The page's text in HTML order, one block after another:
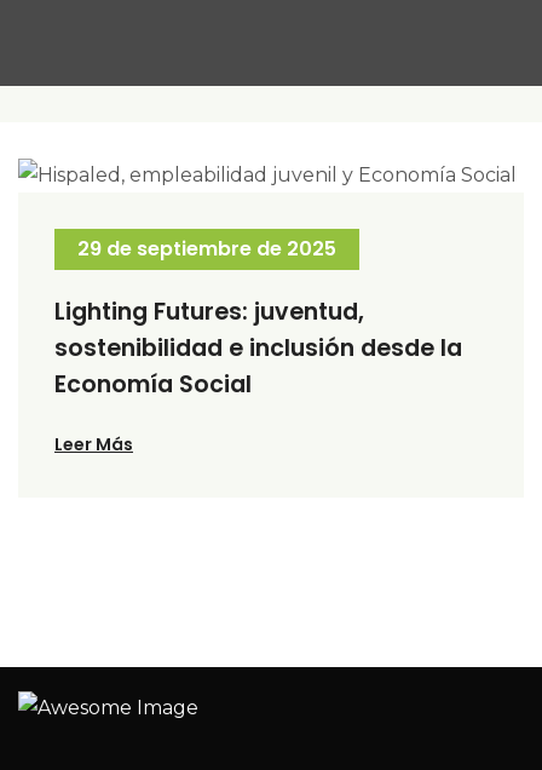
29 de septiembre de 2025
Lighting Futures: juventud,
sostenibilidad e inclusión desde la
Economía Social
Leer Más